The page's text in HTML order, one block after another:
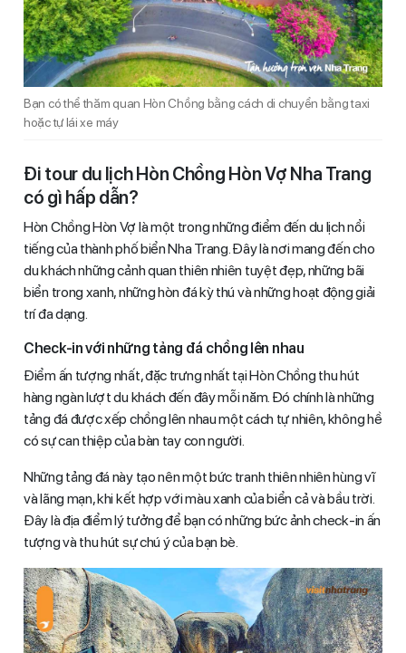
Bạn có thể thăm quan Hòn Chồng bằng cách di chuyển bằng taxi
hoặc tự lái xe máy
Đi tour du lịch Hòn Chồng Hòn Vợ Nha Trang
có gì hấp dẫn?
Hòn Chồng Hòn Vợ là một trong những điểm đến du lịch nổi
tiếng của thành phố biển Nha Trang. Đây là nơi mang đến cho
du khách những cảnh quan thiên nhiên tuyệt đẹp, những bãi
biển trong xanh, những hòn đá kỳ thú và những hoạt động giải
trí đa dạng.
Check-in với những tảng đá chồng lên nhau
Điểm ấn tượng nhất, đặc trưng nhất tại Hòn Chồng thu hút
hàng ngàn lượt du khách đến đây mỗi năm. Đó chính là những
tảng đá được xếp chồng lên nhau một cách tự nhiên, không hề
có sự can thiệp của bàn tay con người.
Những tảng đá này tạo nên một bức tranh thiên nhiên hùng vĩ
và lãng mạn, khi kết hợp với màu xanh của biển cả và bầu trời.
Đây là địa điểm lý tưởng để bạn có những bức ảnh check-in ấn
tượng và thu hút sự chú ý của bạn bè.